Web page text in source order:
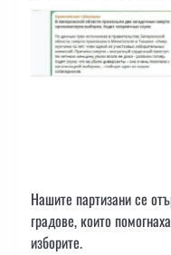
Нашите партизани се
градове, които
изборите.